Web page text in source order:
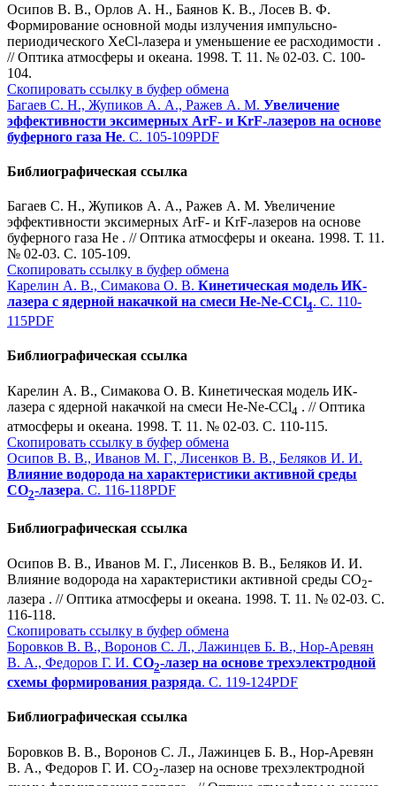
Осипов В. В., Орлов А. Н., Баянов К. В., Лосев В. Ф.
Формирование основной моды излучения импульсно-
периодического XeCl-лазера и уменьшение ее расходимости .
// Оптика атмосферы и океана. 1998. Т. 11. № 02-03. С. 100-
104.
Скопировать ссылку в буфер обмена
Багаев С. Н., Жупиков А. А., Ражев А. М. Увеличение
эффективности эксимерных ArF- и KrF-лазеров на основе
буферного газа He. С. 105-109PDF
Библиографическая ссылка
Багаев С. Н., Жупиков А. А., Ражев А. М. Увеличение
эффективности эксимерных ArF- и KrF-лазеров на основе
буферного газа He . // Оптика атмосферы и океана. 1998. Т. 11.
№ 02-03. С. 105-109.
Скопировать ссылку в буфер обмена
Карелин А. В., Симакова О. В. Кинетическая модель ИК-
лазера с ядерной накачкой на смеси He-Ne-CCl4. С. 110-
115PDF
Библиографическая ссылка
Карелин А. В., Симакова О. В. Кинетическая модель ИК-
лазера с ядерной накачкой на смеси He-Ne-CCl4 . // Оптика
атмосферы и океана. 1998. Т. 11. № 02-03. С. 110-115.
Скопировать ссылку в буфер обмена
Осипов В. В., Иванов М. Г., Лисенков В. В., Беляков И. И.
Влияние водорода на характеристики активной среды
СО2-лазера. С. 116-118PDF
Библиографическая ссылка
Осипов В. В., Иванов М. Г., Лисенков В. В., Беляков И. И.
Влияние водорода на характеристики активной среды СО2-
лазера . // Оптика атмосферы и океана. 1998. Т. 11. № 02-03. С.
116-118.
Скопировать ссылку в буфер обмена
Боровков В. В., Воронов С. Л., Лажинцев Б. В., Нор-Аревян
В. А., Федоров Г. И. СО2-лазер на основе трехэлектродной
схемы формирования разряда. С. 119-124PDF
Библиографическая ссылка
Боровков В. В., Воронов С. Л., Лажинцев Б. В., Нор-Аревян
В. А., Федоров Г. И. СО2-лазер на основе трехэлектродной